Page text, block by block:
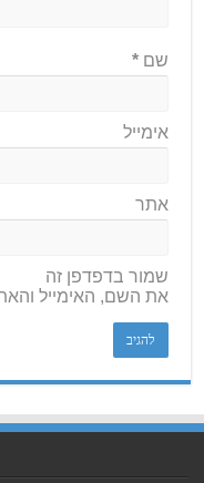
שם*
אימייל
אתר
שמור בדפדפן זה
את השם, האימייל